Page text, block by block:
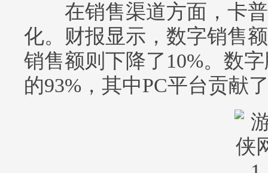
在销售渠道方面，卡普
化。财报显示，数字销售
销售额则下降了10%。数
的93%，其中PC平台贡献